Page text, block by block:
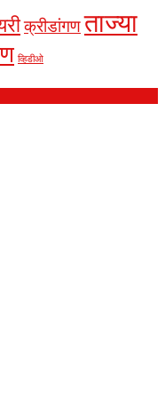
क्रीडांगणताज्या
व्हिडीओ